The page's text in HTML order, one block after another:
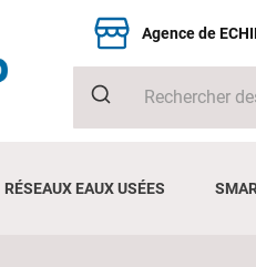
Agence de
RÉSEAUX EAUX USÉES